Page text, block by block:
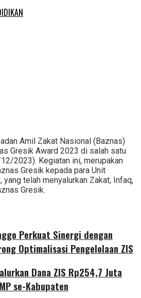
Amil Zakat Nasional (Baznas)
Gresik Award 2023 di salah satu
2023). Kegiatan ini, merupakan
Gresik kepada para Unit
yang telah menyalurkan Zakat, Infaq,
Gresik.
Perkuat Sinergi dengan
Optimalisasi Pengelolaan ZIS
Dana ZIS Rp254,7 Juta
se-Kabupaten